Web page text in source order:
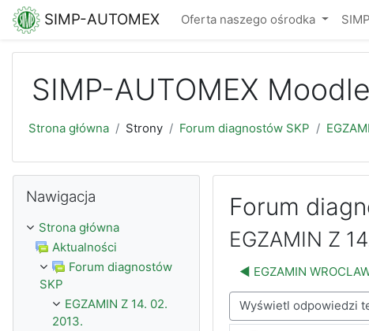
Przejdź do głównej zawartości
SIMP-AUTOMEX Oferta naszego ośrodka SIMP
SIMP-AUTOMEX Moodle
Strona główna Strony Forum diagnostów SKP
Forum
EGZAMIN Z
◀︎ EGZAMIN
Sposób wyświetlania
Nawigacja
Strona główna
Aktualności
Forum diagnostów
SKP
EGZAMIN Z 14. 02.
2013.